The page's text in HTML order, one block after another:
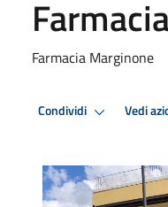
Farmacia Marginone
Condividi Vedi